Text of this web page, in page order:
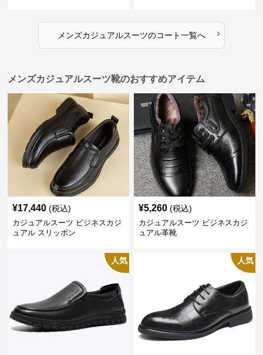
メンズカジュアルスーツのコート一覧へ ›
メンズカジュアルスーツ靴のおすすめアイテム
¥17,440 (税込)
カジュアルスーツ ビジネスカジ
ュアル スリッポン
¥5,260 (税込)
カジュアルスーツ ビジネスカジ
ュアル革靴
人気 人気